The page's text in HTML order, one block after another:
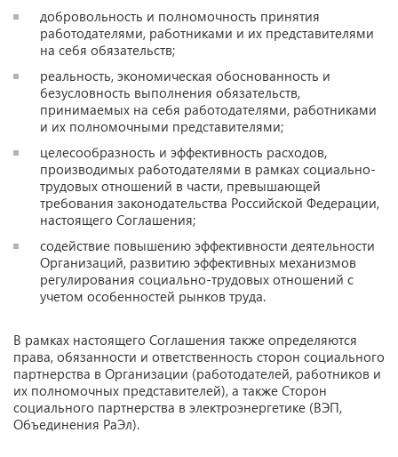
добровольность и полномочность принятия
работодателями, работниками и их представителями
на себя обязательств;
реальность, экономическая обоснованность и
безусловность выполнения обязательств,
принимаемых на себя работодателями, работниками
и их полномочными представителями;
целесообразность и эффективность расходов,
производимых работодателями в рамках социально-
трудовых отношений в части, превышающей
требования законодательства Российской Федерации,
настоящего Соглашения;
содействие повышению эффективности деятельности
Организаций, развитию эффективных механизмов
регулирования социально-трудовых отношений с
учетом особенностей рынков труда.
В рамках настоящего Соглашения также определяются
права, обязанности и ответственность сторон социального
партнерства в Организации (работодателей, работников и
их полномочных представителей), а также Сторон
социального партнерства в электроэнергетике (ВЭП,
Объединения РаЭл).